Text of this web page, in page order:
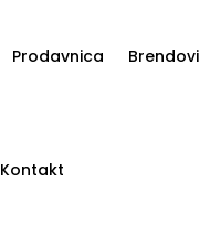
Prodavnica Brendovi
Kontakt